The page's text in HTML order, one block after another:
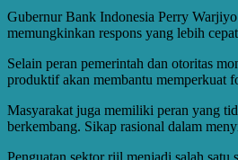
Gubernur Bank Indonesia Perry
memungkinkan respons yang lebih
Selain peran pemerintah dan otoritas
produktif akan membantu memperkuat
Masyarakat juga memiliki peran yang
berkembang. Sikap rasional dalam
Penguatan sektor riil menjadi salah